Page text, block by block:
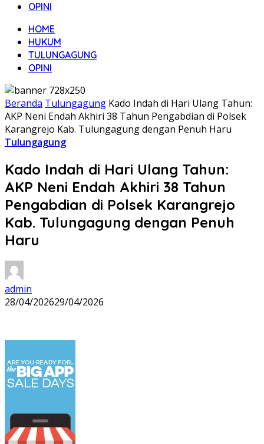
OPINI
HOME
HUKUM
TULUNGAGUNG
OPINI
Beranda Tulungagung Kado Indah di Hari Ulang Tahun:
AKP Neni Endah Akhiri 38 Tahun Pengabdian di Polsek
Karangrejo Kab. Tulungagung dengan Penuh Haru
Tulungagung
Kado Indah di Hari Ulang Tahun:
AKP Neni Endah Akhiri 38 Tahun
Pengabdian di Polsek Karangrejo
Kab. Tulungagung dengan Penuh
Haru
admin
28/04/202629/04/2026